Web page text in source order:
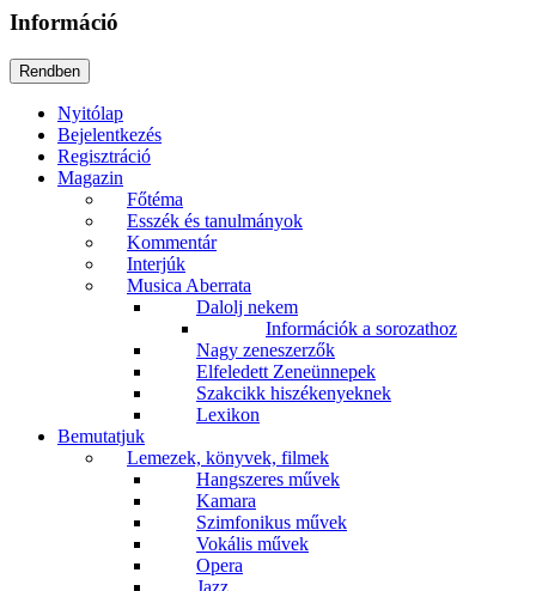
Információ
Nyitólap
Bejelentkezés
Regisztráció
Magazin
Főtéma
Esszék és tanulmányok
Kommentár
Interjúk
Musica Aberrata
Dalolj nekem
Információk a sorozathoz
Nagy zeneszerzők
Elfeledett Zeneünnepek
Szakcikk hiszékenyeknek
Lexikon
Bemutatjuk
Lemezek, könyvek, filmek
Hangszeres művek
Kamara
Szimfonikus művek
Vokális művek
Opera